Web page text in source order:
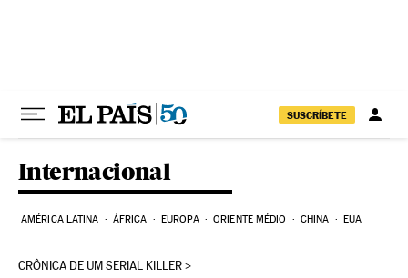
SUSCRÍBETE
Internacional
AMÉRICA LATINA ÁFRICA EUROPA ORIENTE MÉDIO CHINA EUA
CRÔNICA DE UM SERIAL KILLER